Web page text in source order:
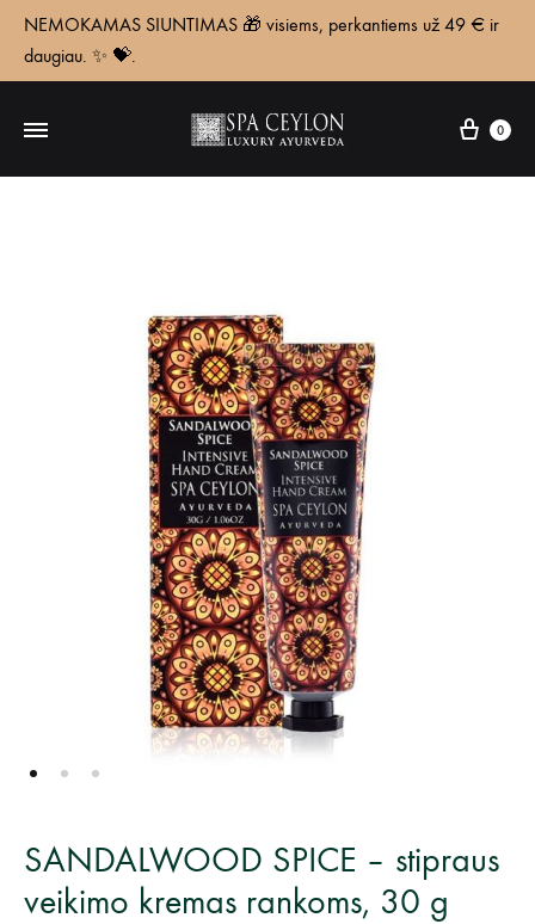
NEMOKAMAS SIUNTIMAS 🎁 visiems, perkantiems už 49 € ir
daugiau. ✨ 💝.
0
SANDALWOOD SPICE – stipraus
veikimo kremas rankoms, 30 g